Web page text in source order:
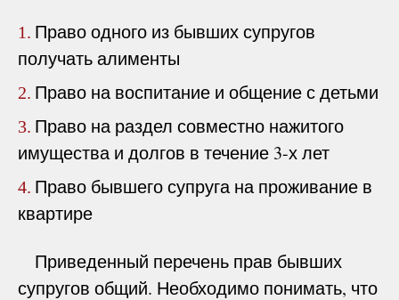
1. Право одного из бывших супругов
получать алименты
2. Право на воспитание и общение с детьми
3. Право на раздел совместно нажитого
имущества и долгов в течение 3-х лет
4. Право бывшего супруга на проживание в
квартире
Приведенный перечень прав бывших
супругов общий. Необходимо понимать, что